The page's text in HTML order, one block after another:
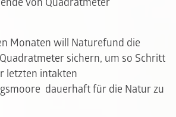
Monaten will Naturefund die
sichern, um so Schritt
letzten intakten
dauerhaft für die Natur zu